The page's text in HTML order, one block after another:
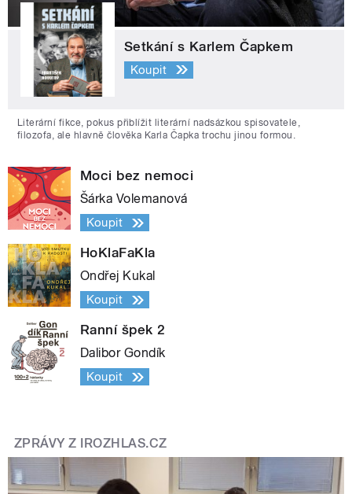
Setkání s Karlem Čapkem
Koupit
Literární fikce, pokus přiblížit literární nadsázkou spisovatele,
filozofa, ale hlavně člověka Karla Čapka trochu jinou formou.
Moci bez nemoci
Šárka Volemanová
Koupit
HoKlaFaKla
Ondřej Kukal
Koupit
Ranní špek 2
Dalibor Gondík
Koupit
ZPRÁVY Z IROZHLAS.CZ